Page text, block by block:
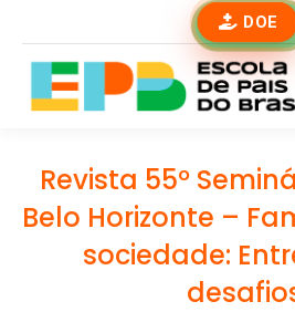
DOE
Revista 55º
Belo Horizonte –
sociedade: